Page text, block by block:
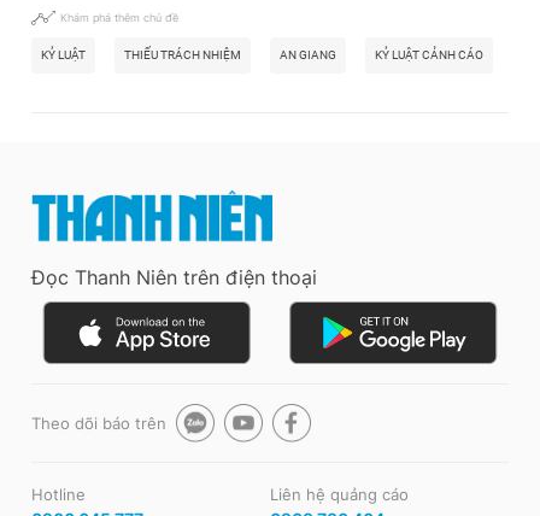
Khám phá thêm chủ đề
KỶ LUẬT THIẾU TRÁCH NHIỆM AN GIANG KỶ LUẬT CẢNH CÁO
Đọc Thanh Niên trên điện thoại
Theo dõi báo trên
Hotline Liên hệ quảng cáo